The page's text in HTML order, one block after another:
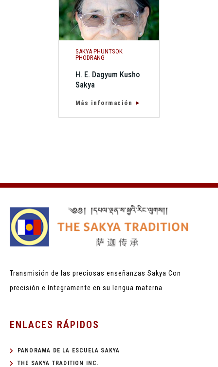
SAKYA PHUNTSOK
PHODRANG
H. E. Dagyum Kusho
Sakya
Más información
Transmisión de las preciosas enseñanzas Sakya Con
precisión e íntegramente en su lengua materna
ENLACES RÁPIDOS
PANORAMA DE LA ESCUELA SAKYA
THE SAKYA TRADITION INC.